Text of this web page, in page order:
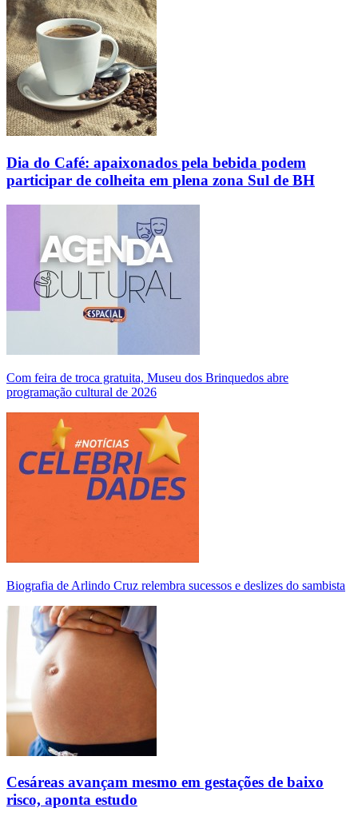
Dia do Café: apaixonados pela bebida podem
participar de colheita em plena zona Sul de BH
Com feira de troca gratuita, Museu dos Brinquedos abre
programação cultural de 2026
Biografia de Arlindo Cruz relembra sucessos e deslizes do sambista
Cesáreas avançam mesmo em gestações de baixo
risco, aponta estudo